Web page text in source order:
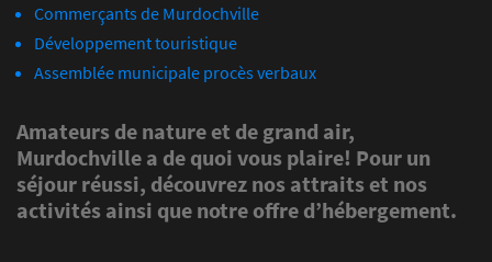
Commerçants de Murdochville
Développement touristique
Assemblée municipale procès verbaux
Amateurs de nature et de grand air,
Murdochville a de quoi vous plaire! Pour un
séjour réussi, découvrez nos attraits et nos
activités ainsi que notre offre d’hébergement.